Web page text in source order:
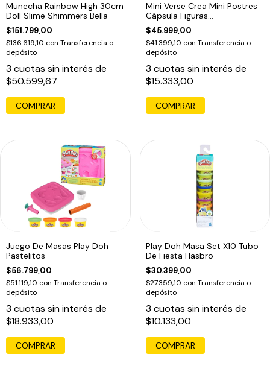
Muñecha Rainbow High 30cm
Doll Slime Shimmers Bella
$151.799,00
$136.619,10 con Transferencia o
depósito
3 cuotas sin interés de
$50.599,67
Mini Verse Crea Mini Postres
Cápsula Figuras
Coleccionables
$45.999,00
$41.399,10 con Transferencia o
depósito
3 cuotas sin interés de
$15.333,00
Juego De Masas Play Doh
Pastelitos
$56.799,00
$51.119,10 con Transferencia o
depósito
3 cuotas sin interés de
$18.933,00
COMPRAR
Play Doh Masa Set X10 Tubo
De Fiesta Hasbro
$30.399,00
$27.359,10 con Transferencia o
depósito
3 cuotas sin interés de
$10.133,00